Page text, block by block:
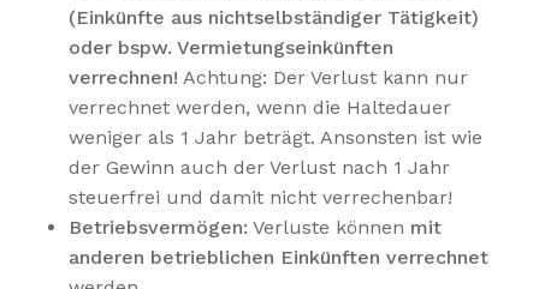
(Einkünfte aus nichtselbständiger Tätigkeit)
oder bspw. Vermietungseinkünften
verrechnen! Achtung: Der Verlust kann nur
verrechnet werden, wenn die Haltedauer
weniger als 1 Jahr beträgt. Ansonsten ist wie
der Gewinn auch der Verlust nach 1 Jahr
steuerfrei und damit nicht verrechenbar!
Betriebsvermögen: Verluste können mit
anderen betrieblichen Einkünften verrechnet